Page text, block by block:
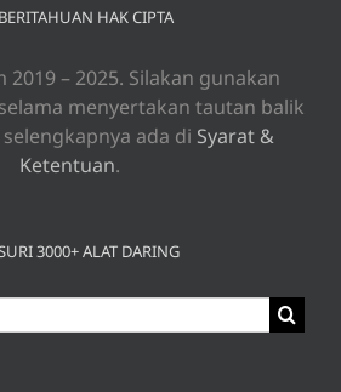
HAK CIPTA
2019 – 2025. Silakan gunakan
menyertakan tautan balik
ada di Syarat &
Ketentuan.
3000+ ALAT DARING